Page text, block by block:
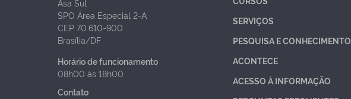
Asa Sul
SPO Área Especial 2-A
CEP 70.610-900
Brasília/DF
Horário de funcionamento
08h00 às 18h00
Contato
SERVIÇOS
PESQUISA E CONHECIMENTO
ACONTECE
ACESSO À INFORMAÇÃO